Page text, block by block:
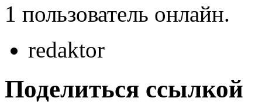
1 пользователь онлайн.
redaktor
Поделиться ссылкой